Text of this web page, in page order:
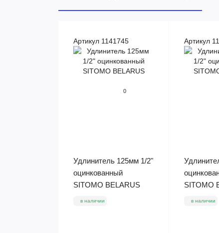
Артикул 1141745
0
Удлинитель 125мм 1/2"
оцинкованный
SITOMO BELARUS
в наличии
Артикул
SITOMO
в наличии